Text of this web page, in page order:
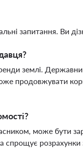
запитання. Ви
землі.
продовжувати
може бути
спрощує